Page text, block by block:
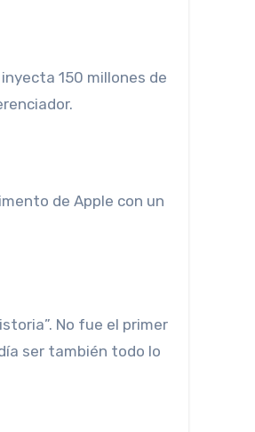
150 millones de
de Apple con un
No fue el primer
ser también todo lo